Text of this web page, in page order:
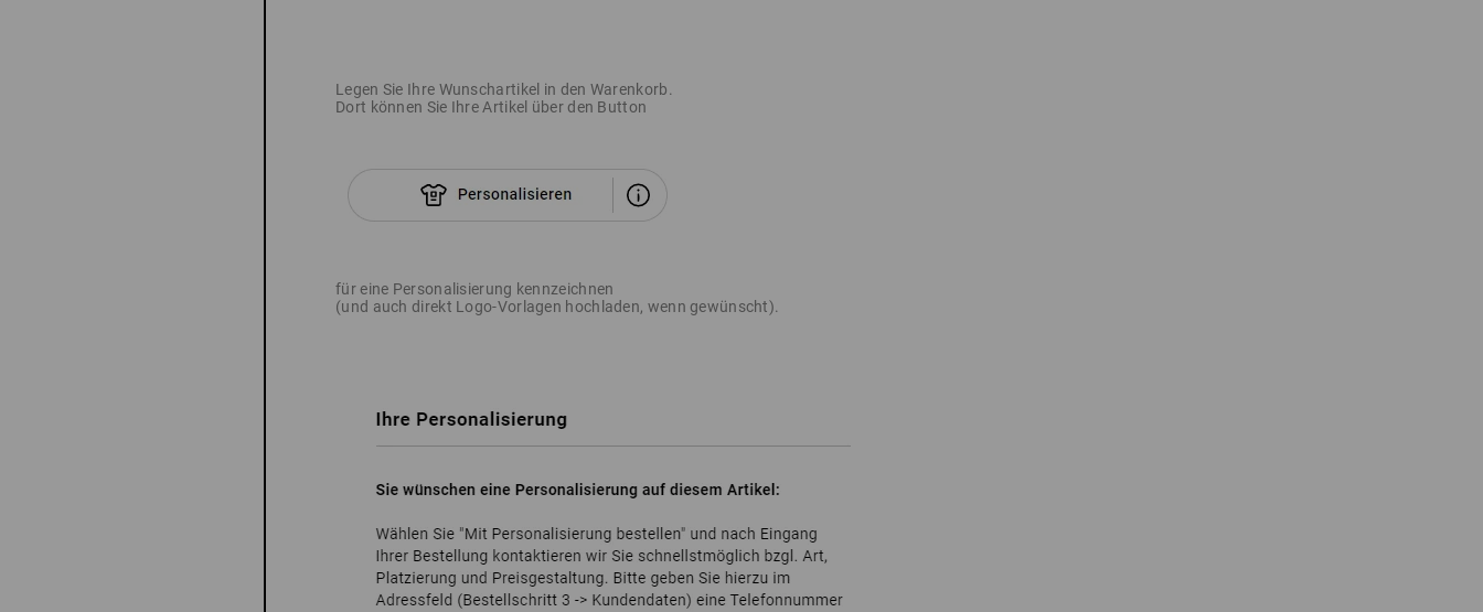
Legen Sie Ihre Wunschartikel in den Warenkorb.
Dort können Sie Ihre Artikel über den Button
für eine Personalisierung kennzeichnen
(und auch direkt Logo-Vorlagen hochladen, wenn gewünscht).